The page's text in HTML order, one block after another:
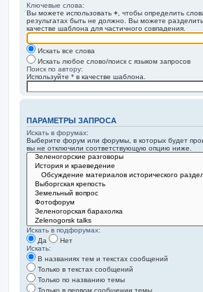
Ключевые слова:
Вы можете использовать + , чтобы определить
результатах быть не должно. Вы можете
качестве шаблона для частичного совпадения.
Искать все слова
Искать любое слово/поиск с языком запросов
Поиск по автору:
Используйте * в качестве шаблона.
ПАРАМЕТРЫ ЗАПРОСА
Искать в форумах:
Выберите форум или форумы, в которых будет
вы не отключили соответствующую опцию ниже.
Искать в подфорумах:
Да
Нет
Искать:
В названиях тем и текстах сообщений
Только в текстах сообщений
Только по названию темы
Только в первом сообщении темы